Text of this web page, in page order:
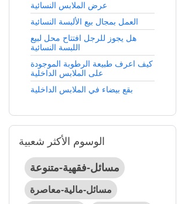
عرض الملابس النسائية
العمل بمجال بيع الألبسة النسائية
هل يجوز للرجل افتتاح محل لبيع
اللبسة النسائية
كيف اعرف طبيعة الرطوبة الموجودة
على الملابس الداخلية
بقع بيضاء في الملابس الداخلية
الوسوم الأكثر شعبية
مسائل-فقهية-متنوعة
مسائل-مالية-معاصرة